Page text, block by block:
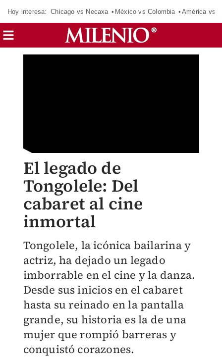
Hoy interesa: Chicago vs Necaxa México vs Colombia América vs
El legado de
Tongolele: Del
cabaret al cine
inmortal
Tongolele, la icónica bailarina y
actriz, ha dejado un legado
imborrable en el cine y la danza.
Desde sus inicios en el cabaret
hasta su reinado en la pantalla
grande, su historia es la de una
mujer que rompió barreras y
conquistó corazones.